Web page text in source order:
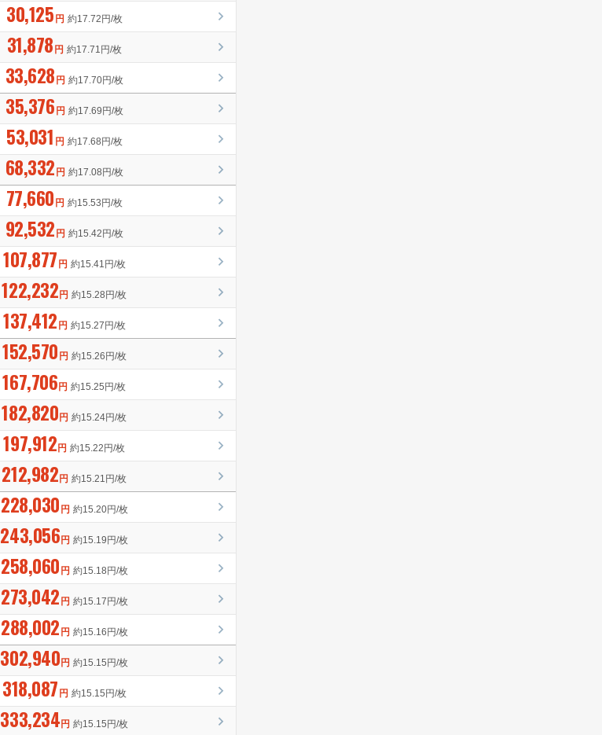
30,125 円 約17.72円/枚
31,878 円 約17.71円/枚
33,628 円 約17.70円/枚
35,376 円 約17.69円/枚
53,031 円 約17.68円/枚
68,332 円 約17.08円/枚
77,660 円 約15.53円/枚
92,532 円 約15.42円/枚
107,877 円 約15.41円/枚
122,232 円 約15.28円/枚
137,412 円 約15.27円/枚
152,570 円 約15.26円/枚
167,706 円 約15.25円/枚
182,820 円 約15.24円/枚
197,912 円 約15.22円/枚
212,982 円 約15.21円/枚
228,030 円 約15.20円/枚
243,056 円 約15.19円/枚
258,060 円 約15.18円/枚
273,042 円 約15.17円/枚
288,002 円 約15.16円/枚
302,940 円 約15.15円/枚
318,087 円 約15.15円/枚
333,234 円 約15.15円/枚